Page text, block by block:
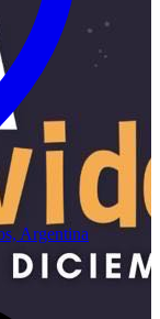
Argentina